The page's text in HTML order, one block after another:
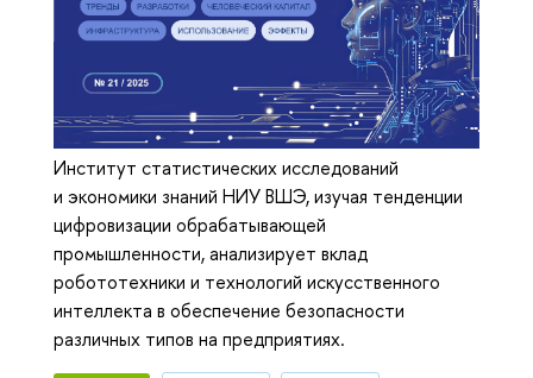
Институт статистических исследований
и экономики знаний НИУ ВШЭ, изучая тенденции
цифровизации обрабатывающей
промышленности, анализирует вклад
робототехники и технологий искусственного
интеллекта в обеспечение безопасности
различных типов на предприятиях.